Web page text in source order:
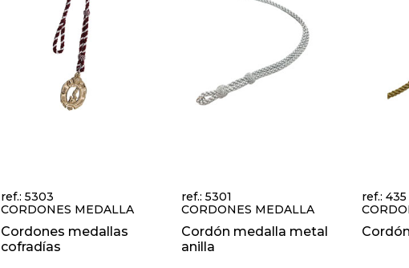
Varales Portaestandarte, Vara De
Palio, Carrozas, Andas, Tronos,
Faroles, Túlipas Cristal
Cofrades, Túnica Cofrades,
Alamares, Velas
Escapularios
ref.: 5303
CORDONES MEDALLA
Cordones medallas
cofradías
ref.: 5301
CORDONES MEDALLA
Cordón medalla metal
anilla
ref.: 435